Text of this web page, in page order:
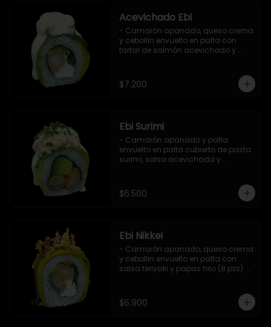
Acevichado Ebi
- Camarón apanado, queso crema
y cebollin envuelto en palta con
tartar de salmón acevichado y
$7.200
Ebi Surimi
- Camarón apanado y palta
envuelto en palta cubierto de pasta
surimi, salsa acevichada y
$6.500
Ebi Nikkei
- Camarón apanado, queso crema
y cebollin envuelto en palta con
salsa teriyaki y papas hilo (8 pzs).
$6.900